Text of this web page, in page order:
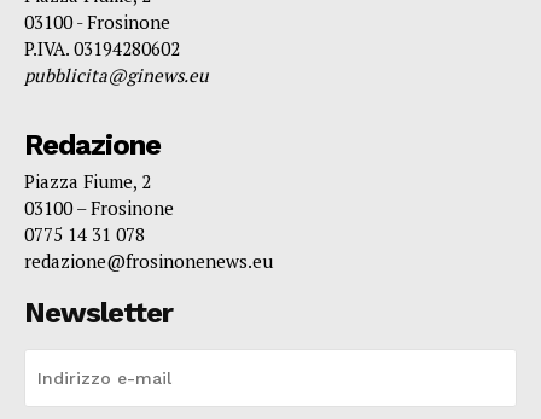
03100 - Frosinone
P.IVA. 03194280602
pubblicita@ginews.eu
Redazione
Piazza Fiume, 2
03100 – Frosinone
0775 14 31 078
redazione@frosinonenews.eu
Newsletter